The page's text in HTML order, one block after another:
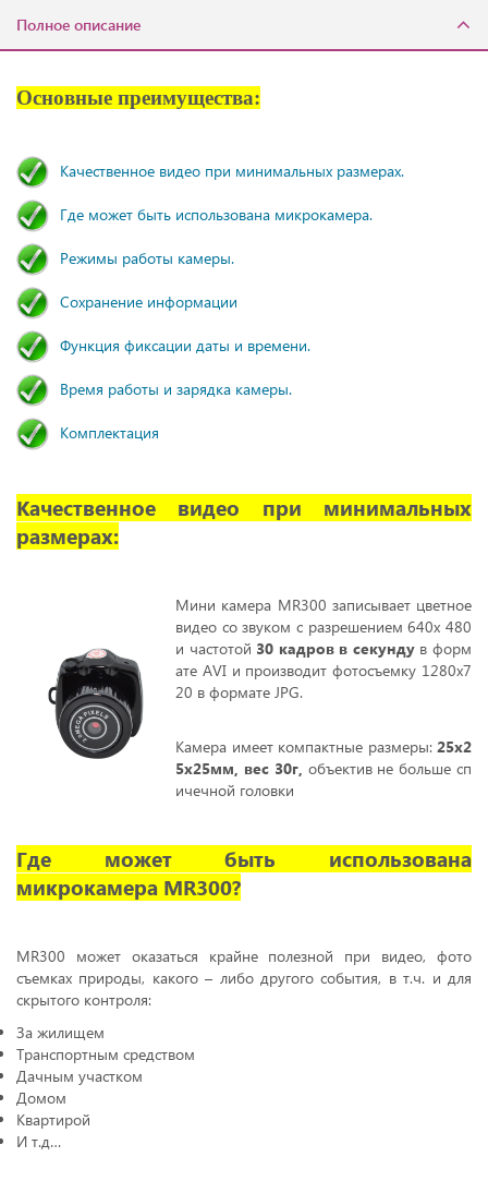
Полное описание
Основные преимущества:
Качественное видео при минимальных размерах.
Где может быть использована микрокамера.
Режимы работы камеры.
Сохранение информации
Функция фиксации даты и времени.
Время работы и зарядка камеры.
Комплектация
Качественное видео при минимальных
размерах:
Мини камера MR300 записывает цветное
видео со звуком c разрешением 640х 480
и частотой 30 кадров в секунду в форм
ате AVI и производит фотосъемку 1280х7
20 в формате JPG.
Камера имеет компактные размеры: 25х2
5х25мм, вес 30г, объектив не больше сп
ичечной головки
Где может быть использована
микрокамера MR300?
MR300 может оказаться крайне полезной при видео, фото
съемках природы, какого – либо другого события, в т.ч. и для
скрытого контроля:
За жилищем
Транспортным средством
Дачным участком
Домом
Квартирой
И т.д…